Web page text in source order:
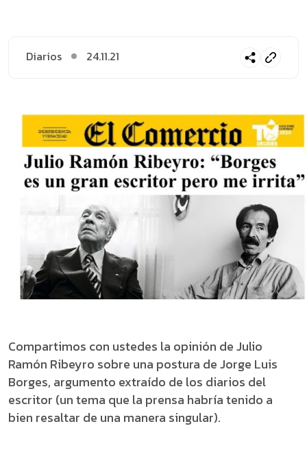
Diarios 24.11.21
Compartimos con ustedes la opinión de Julio
Ramón Ribeyro sobre una postura de Jorge Luis
Borges, argumento extraído de los diarios del
escritor (un tema que la prensa habría tenido a
bien resaltar de una manera singular).